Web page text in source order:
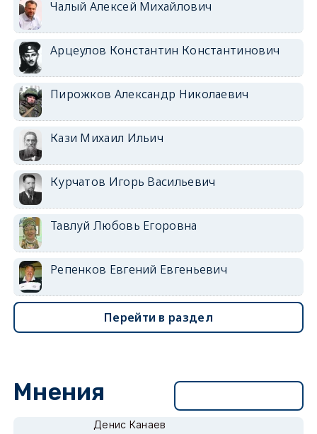
Чалый Алексей Михайлович
Арцеулов Константин Константинович
Пирожков Александр Николаевич
Кази Михаил Ильич
Курчатов Игорь Васильевич
Тавлуй Любовь Егоровна
Репенков Евгений Евгеньевич
Перейти в раздел
Мнения
Денис Канаев